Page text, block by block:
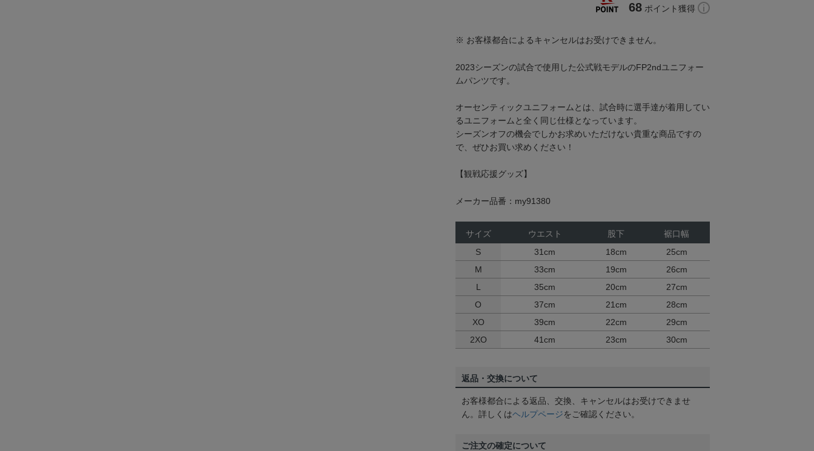
68 ポイント獲得
※ お客様都合によるキャンセルはお受けできません。
2023シーズンの試合で使用した公式戦モデルのFP2ndユニフォー
ムパンツです。
オーセンティックユニフォームとは、試合時に選手達が着用してい
るユニフォームと全く同じ仕様となっています。
シーズンオフの機会でしかお求めいただけない貴重な商品ですの
で、ぜひお買い求めください！
【観戦応援グッズ】
メーカー品番：my91380
サイズ ウエスト 股下
裾口幅
S
31cm 18cm
25cm
M
33cm 19cm
26cm
L
35cm 20cm
27cm
O
37cm 21cm
28cm
XO
39cm 22cm
29cm
2XO
41cm 23cm 30cm
返品・交換について
お客様都合による返品、交換、キャンセルはお受けできませ
ん。詳しくはヘルプページをご確認ください。
ご注文の確定について